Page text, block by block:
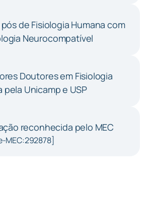
de Fisiologia Humana com
Neurocompatível
Doutores em Fisiologia
pela Unicamp e USP
reconhecida pelo MEC
MEC:292878]